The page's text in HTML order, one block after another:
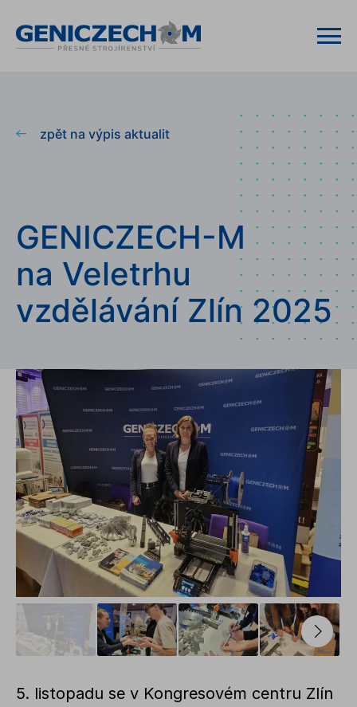
zpět na výpis aktualit
GENICZECH-M
na Veletrhu
vzdělávání Zlín 2025
5. listopadu se v Kongresovém centru Zlín